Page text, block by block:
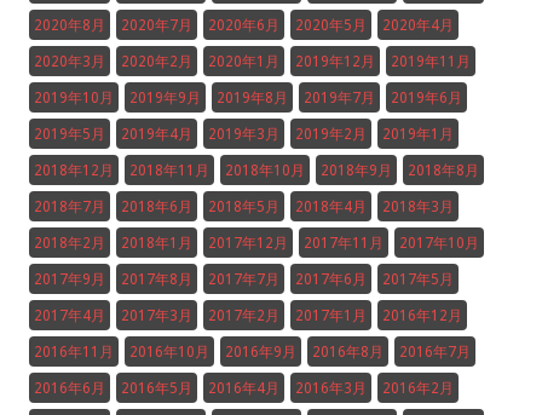
2020年8月 2020年7月 2020年6月 2020年5月 2020年4月
2020年3月 2020年2月 2020年1月 2019年12月 2019年11月
2019年10月 2019年9月 2019年8月 2019年7月 2019年6月
2019年5月 2019年4月 2019年3月 2019年2月 2019年1月
2018年12月 2018年11月 2018年10月 2018年9月 2018年8月
2018年7月 2018年6月 2018年5月 2018年4月 2018年3月
2018年2月 2018年1月 2017年12月 2017年11月 2017年10月
2017年9月 2017年8月 2017年7月 2017年6月 2017年5月
2017年4月 2017年3月 2017年2月 2017年1月 2016年12月
2016年11月 2016年10月 2016年9月 2016年8月 2016年7月
2016年6月 2016年5月 2016年4月 2016年3月 2016年2月